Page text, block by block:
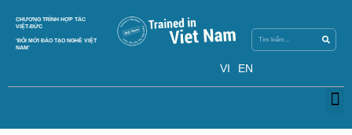
CHƯƠNG TRÌNH HỢP TÁC
VIỆT-ĐỨC
‘ĐỔI MỚI ĐÀO TẠO NGHỀ VIỆT
NAM’
VI EN